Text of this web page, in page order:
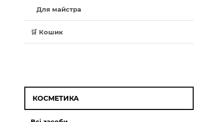
Для майстра
🛒 Кошик
КОСМЕТИКА